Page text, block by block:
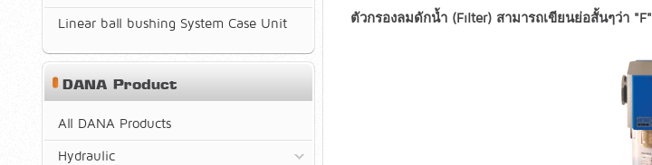
ตัวกรองลมดักน้ำ (Filter) สามารถเขียนย่อสั้นๆว่า "F"
Linear ball bushing System Case Unit
DANA Product
All DANA Products
Hydraulic